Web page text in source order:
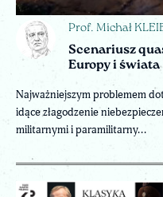
Prof. Michał
Scenariusz
Europy i świata
Najważniejszym problemem
idące złagodzenie
militarnymi i paramilitarny...